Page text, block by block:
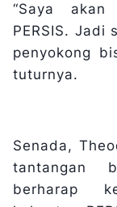
“Saya
PERSIS. Jadi
penyokong
tuturnya.
Senada,
tantangan
berharap